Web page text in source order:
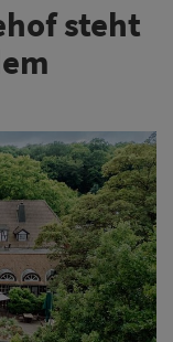
steht